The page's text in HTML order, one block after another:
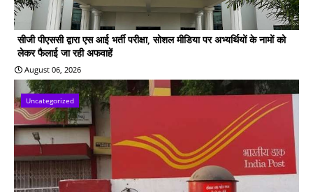
सीजी पीएससी द्वारा एस आई भर्ती परीक्षा, सोशल मीडिया पर अभ्यर्थियों के नामों को
लेकर फैलाई जा रही अफवाहें
August 06, 2026
Uncategorized